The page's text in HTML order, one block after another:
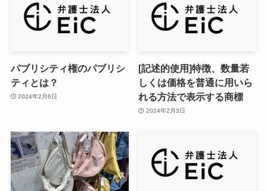
パブリシティ権のパブリシ
ティとは？
2024年2月6日
[記述的使用]特徴、数量若
しくは価格を普通に用いら
れる方法で表示する商標
2024年2月3日